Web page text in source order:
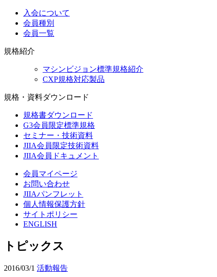
入会について
会員種別
会員一覧
規格紹介
マシンビジョン標準規格紹介
CXP規格対応製品
規格・資料ダウンロード
規格書ダウンロード
G3会員限定標準規格
セミナー・技術資料
JIIA会員限定技術資料
JIIA会員ドキュメント
会員マイページ
お問い合わせ
JIIAパンフレット
個人情報保護方針
サイトポリシー
ENGLISH
トピックス
2016/03/1 活動報告